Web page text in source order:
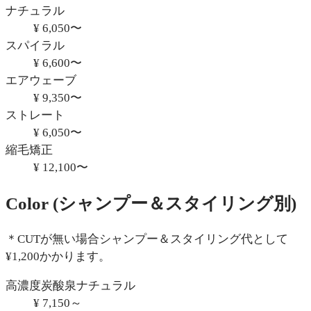
ナチュラル
¥ 6,050〜
スパイラル
¥ 6,600〜
エアウェーブ
¥ 9,350〜
ストレート
¥ 6,050〜
縮毛矯正
¥ 12,100〜
Color (シャンプー＆スタイリング別)
＊CUTが無い場合シャンプー＆スタイリング代として
¥1,200かかります。
高濃度炭酸泉ナチュラル
¥ 7,150～